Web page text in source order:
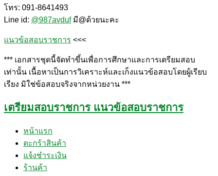
โทร: 091-8641493
Line id: @987avdufมี@ด้วยนะคะ
แนวข้อสอบราชการ <<<
*** เอกสารชุดนี้จัดทำขึ้นเพื่อการศึกษาและการเตรียมสอบ
เท่านั้น เนื้อหาเป็นการวิเคราะห์และเก็งแนวข้อสอบโดยผู้เรียบ
เรียง มิใช่ข้อสอบจริงจากหน่วยงาน ***
เตรียมสอบราชการ แนวข้อสอบราชการ
หน้าแรก
ตะกร้าสินค้า
แจ้งชำระเงิน
ร้านค้า